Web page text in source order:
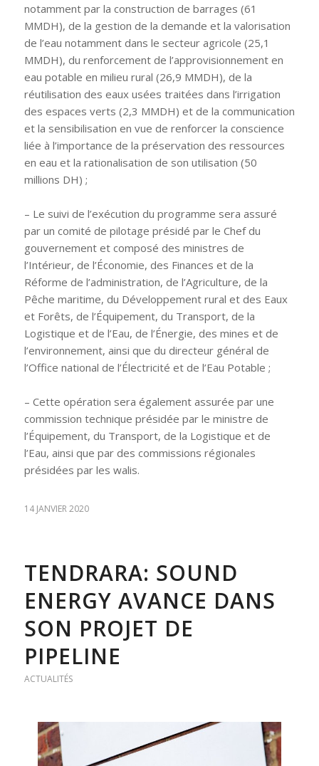
notamment par la construction de barrages (61
MMDH), de la gestion de la demande et la valorisation
de l’eau notamment dans le secteur agricole (25,1
MMDH), du renforcement de l’approvisionnement en
eau potable en milieu rural (26,9 MMDH), de la
réutilisation des eaux usées traitées dans l’irrigation
des espaces verts (2,3 MMDH) et de la communication
et la sensibilisation en vue de renforcer la conscience
liée à l’importance de la préservation des ressources
en eau et la rationalisation de son utilisation (50
millions DH) ;
– Le suivi de l’exécution du programme sera assuré
par un comité de pilotage présidé par le Chef du
gouvernement et composé des ministres de
l’Intérieur, de l’Économie, des Finances et de la
Réforme de l’administration, de l’Agriculture, de la
Pêche maritime, du Développement rural et des Eaux
et Forêts, de l’Équipement, du Transport, de la
Logistique et de l’Eau, de l’Énergie, des mines et de
l’environnement, ainsi que du directeur général de
l’Office national de l’Électricité et de l’Eau Potable ;
– Cette opération sera également assurée par une
commission technique présidée par le ministre de
l’Équipement, du Transport, de la Logistique et de
l’Eau, ainsi que par des commissions régionales
présidées par les walis.
14 JANVIER 2020
TENDRARA: SOUND
ENERGY AVANCE DANS
SON PROJET DE
PIPELINE
ACTUALITÉS